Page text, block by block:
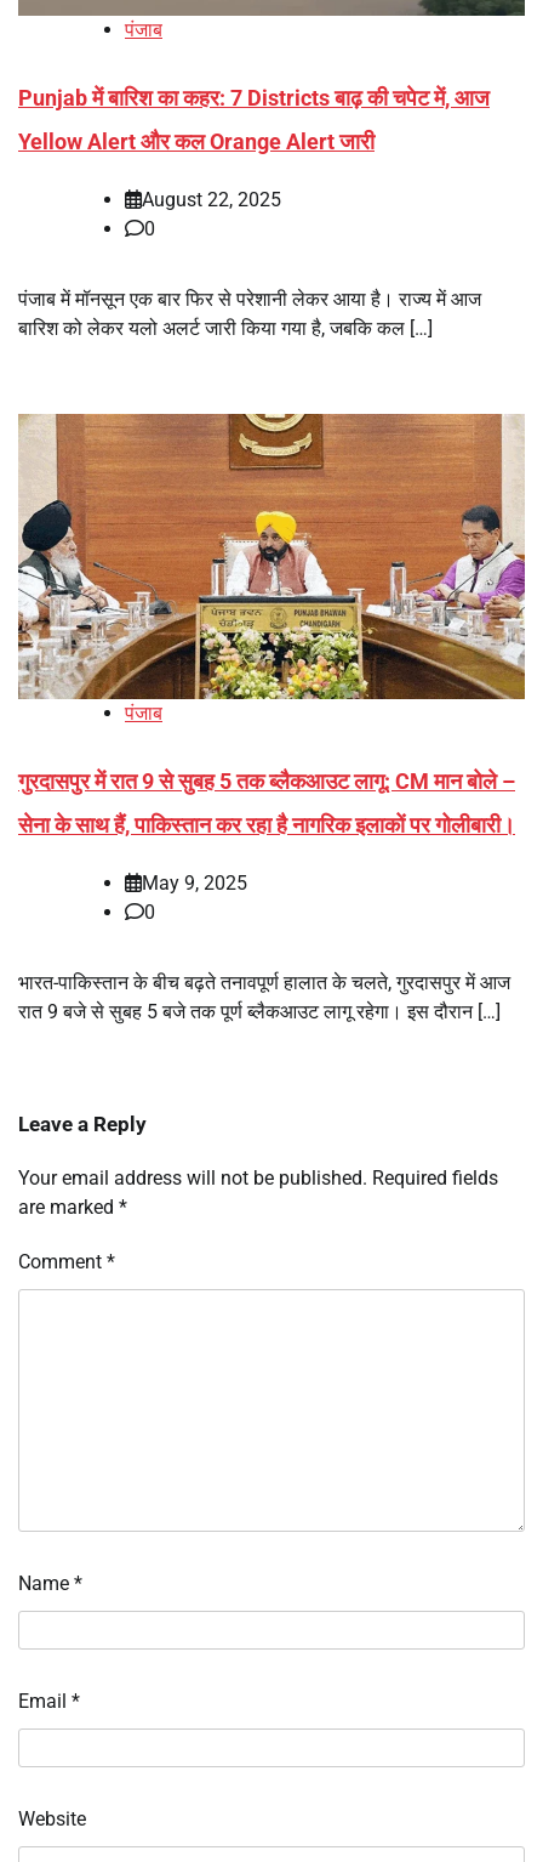
पंजाब
Punjab में बारिश का कहर: 7 Districts बाढ़ की चपेट में, आज
Yellow Alert और कल Orange Alert जारी
August 22, 2025
0
पंजाब में मॉनसून एक बार फिर से परेशानी लेकर आया है। राज्य में आज
बारिश को लेकर यलो अलर्ट जारी किया गया है, जबकि कल […]
पंजाब
गुरदासपुर में रात 9 से सुबह 5 तक ब्लैकआउट लागू: CM मान बोले –
सेना के साथ हैं, पाकिस्तान कर रहा है नागरिक इलाकों पर गोलीबारी।
May 9, 2025
0
भारत-पाकिस्तान के बीच बढ़ते तनावपूर्ण हालात के चलते, गुरदासपुर में आज
रात 9 बजे से सुबह 5 बजे तक पूर्ण ब्लैकआउट लागू रहेगा। इस दौरान […]
Leave a Reply
Your email address will not be published. Required fields
are marked *
Comment *
Name *
Email *
Website